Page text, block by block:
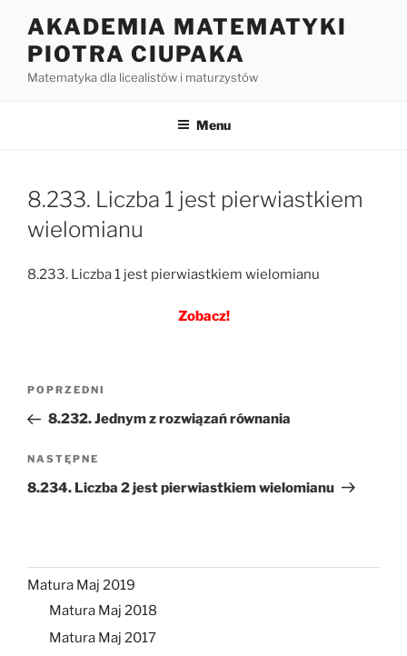
treści
AKADEMIA MATEMATYKI
PIOTRA CIUPAKA
Matematyka dla licealistów i maturzystów
Menu
8.233. Liczba 1 jest pierwiastkiem
wielomianu
8.233. Liczba 1 jest pierwiastkiem wielomianu
Zobacz!
Nawigacja
Poprzedni
wpis
POPRZEDNI
8.232. Jednym z rozwiązań równania
Następny
wpis
NASTĘPNE
8.234. Liczba 2 jest pierwiastkiem wielomianu
Matura Maj 2019
Matura Maj 2018
Matura Maj 2017